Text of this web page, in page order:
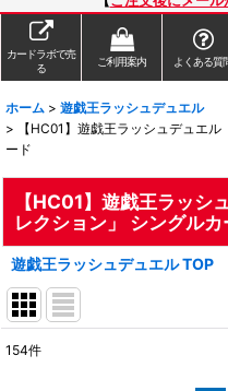
カードラボで売
る
ご利用案内 よくある質
ホーム > 遊戯王ラッシュデュエル
>
【HC01】遊戯王ラッシュデュエ
ード
【HC01】遊戯王ラッシ
レクション」 シングルカ
遊戯王ラッシュデュエル TOP
154件